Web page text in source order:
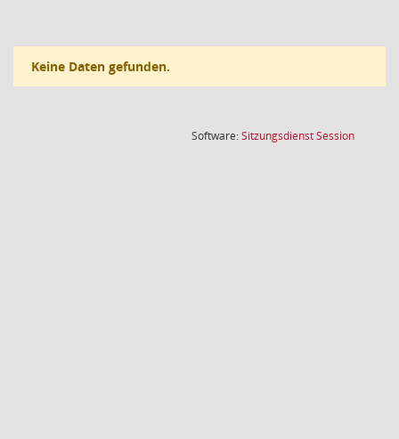
Keine Daten gefunden.
Software:SitzungsdienstSession(Wird in